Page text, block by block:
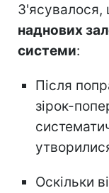
З'ясувалося,
наднових
системи:
Після
зірок-
Оскільки